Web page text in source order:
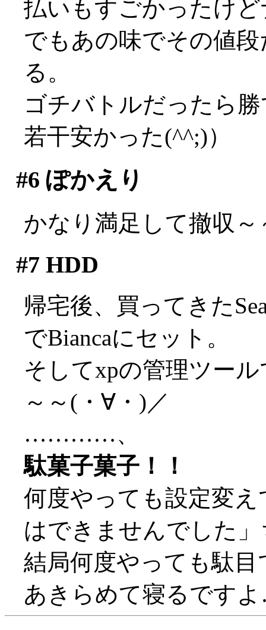
払いもすごかったけ
でもあの味でその値
る。
ゴチバトルだったら
若干安かった(^^;)）
#6 ぽかえり
かなり満足して撤収～
#7 HDD
帰宅後、買ってきた
でBiancaにセット。
そしてxpの管理ツー
～～(・∀・)／
…………、
駄菓子菓子！！
何度やっても設定変
はできませんでした
結局何度やっても駄
あきらめて寝るです